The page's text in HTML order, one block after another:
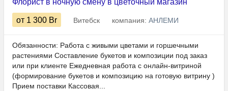
Флорист в ночную смену в цветочный магазин
от 1 300 Br Витебск компания: АНЛЕМИ
Обязанности: Работа с живыми цветами и горшечными
растениями Составление букетов и композиции под заказ
или при клиенте Ежедневная работа с онлайн-витриной
(формирование букетов и композицию на готовую витрину )
Прием поставки Кассовая...